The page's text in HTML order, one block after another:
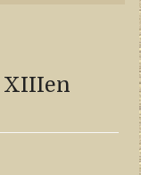
XIIIen